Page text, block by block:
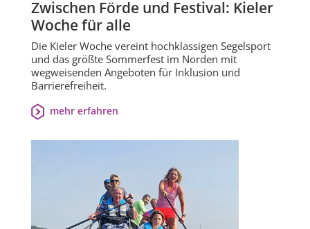
Zwischen Förde und Festival: Kieler
Woche für alle
Die Kieler Woche vereint hochklassigen Segelsport
und das größte Sommerfest im Norden mit
wegweisenden Angeboten für Inklusion und
Barrierefreiheit.
mehr erfahren